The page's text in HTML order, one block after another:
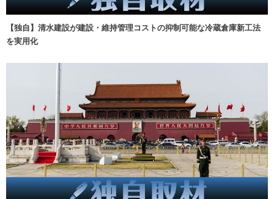
【独自】清水建設が建設・維持管理コストの抑制可能な冷蔵倉庫新工法
を実用化